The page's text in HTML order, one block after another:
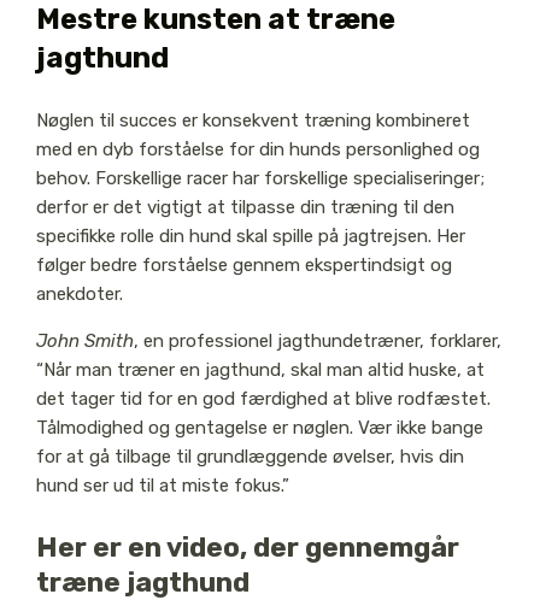
Mestre kunsten at træne
jagthund
Nøglen til succes er konsekvent træning kombineret
med en dyb forståelse for din hunds personlighed og
behov. Forskellige racer har forskellige specialiseringer;
derfor er det vigtigt at tilpasse din træning til den
specifikke rolle din hund skal spille på jagtrejsen. Her
følger bedre forståelse gennem ekspertindsigt og
anekdoter.
John Smith, en professionel jagthundetræner, forklarer,
“Når man træner en jagthund, skal man altid huske, at
det tager tid for en god færdighed at blive rodfæstet.
Tålmodighed og gentagelse er nøglen. Vær ikke bange
for at gå tilbage til grundlæggende øvelser, hvis din
hund ser ud til at miste fokus.”
Her er en video, der gennemgår
træne jagthund